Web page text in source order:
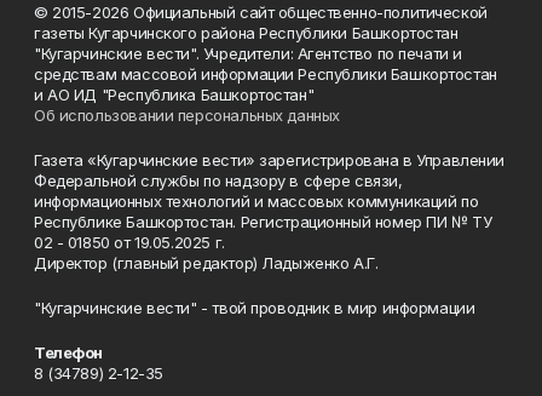
© 2015-2026 Официальный сайт общественно-политической
газеты Кугарчинского района Республики Башкортостан
"Кугарчинские вести". Учредители: Агентство по печати и
средствам массовой информации Республики Башкортостан
и АО ИД "Республика Башкортостан"
Об использовании персональных данных
Газета «Кугарчинские вести» зарегистрирована в Управлении
Федеральной службы по надзору в сфере связи,
информационных технологий и массовых коммуникаций по
Республике Башкортостан. Регистрационный номер ПИ № ТУ
02 - 01850 от 19.05.2025 г.
Директор (главный редактор) Ладыженко А.Г.
"Кугарчинские вести" - твой проводник в мир информации
Телефон
8 (34789) 2-12-35